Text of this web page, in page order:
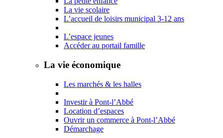
La vie scolaire
L’accueil de loisirs municipal 3-12 ans
L’espace jeunes
Accéder au portail famille
La vie économique
Les marchés & les halles
Investir à Pont-l’Abbé
Location d’espaces
Ouvrir un commerce à Pont-l’Abbé
Démarchage